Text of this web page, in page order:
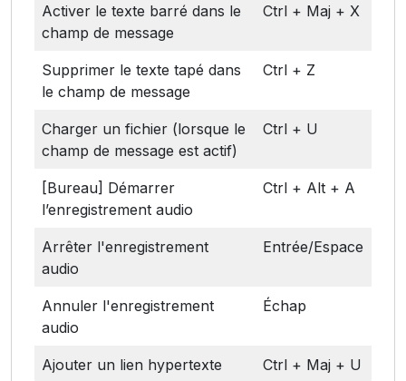
Activer le texte barré dans le
champ de message
Ctrl + Maj + X
Supprimer le texte tapé dans
le champ de message
Ctrl + Z
Charger un fichier (lorsque le
champ de message est actif)
Ctrl + U
[Bureau] Démarrer
l’enregistrement audio
Ctrl + Alt + A
Arrêter l'enregistrement
audio
Entrée/Espace
Annuler l'enregistrement
audio
Échap
Ajouter un lien hypertexte Ctrl + Maj + U